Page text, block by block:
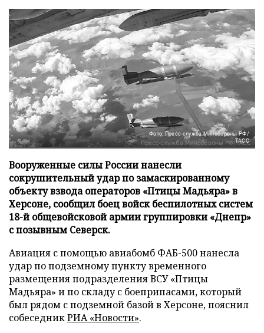
Фото: Пресс-служба Минобороны РФ/
ТАСС
Вооруженные силы России нанесли
сокрушительный удар по замаскированному
объекту взвода операторов «Птицы Мадьяра» в
Херсоне, сообщил боец войск беспилотных систем
18-й общевойсковой армии группировки «Днепр»
с позывным Северск.
Авиация с помощью авиабомб ФАБ-500 нанесла
удар по подземному пункту временного
размещения подразделения ВСУ «Птицы
Мадьяра» и по складу с боеприпасами, который
был рядом с подземной базой в Херсоне, пояснил
собеседникРИА «Новости».